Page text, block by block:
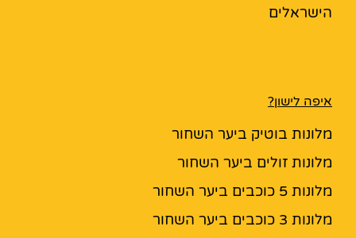
הישראלים
איפה לישון?
מלונות בוטיק ביער השחור
מלונות זולים ביער השחור
מלונות 5 כוכבים ביער השחור
מלונות 3 כוכבים ביער השחור